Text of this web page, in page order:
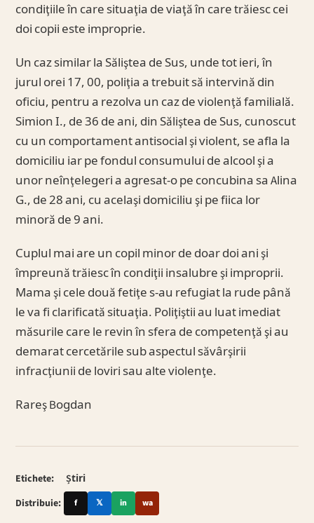
condiţiile în care situaţia de viaţă în care trăiesc cei
doi copii este improprie.
Un caz similar la Săliştea de Sus, unde tot ieri, în
jurul orei 17, 00, poliţia a trebuit să intervină din
oficiu, pentru a rezolva un caz de violenţă familială.
Simion I., de 36 de ani, din Săliştea de Sus, cunoscut
cu un comportament antisocial şi violent, se afla la
domiciliu iar pe fondul consumului de alcool şi a
unor neînţelegeri a agresat-o pe concubina sa Alina
G., de 28 ani, cu acelaşi domiciliu şi pe fiica lor
minoră de 9 ani.
Cuplul mai are un copil minor de doar doi ani şi
împreună trăiesc în condiţii insalubre şi improprii.
Mama şi cele două fetiţe s-au refugiat la rude până
le va fi clarificată situaţia. Poliţiştii au luat imediat
măsurile care le revin în sfera de competenţă şi au
demarat cercetările sub aspectul săvârşirii
infracţiunii de loviri sau alte violenţe.
Rareş Bogdan
Etichete:
Știri
Distribuie:
f 𝕏 in wa